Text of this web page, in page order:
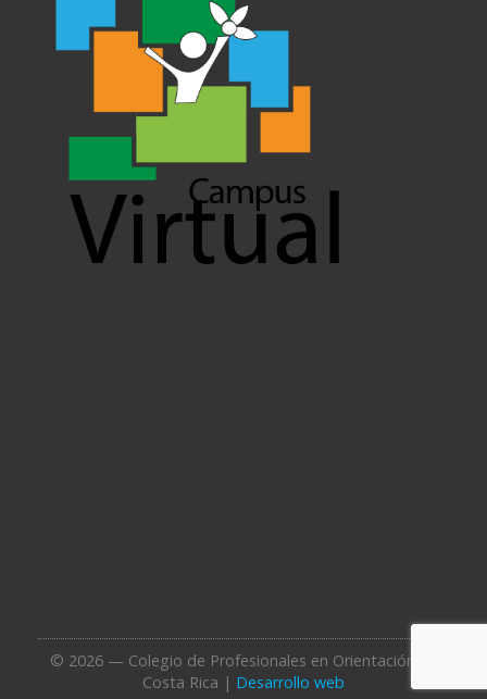
© 2026 — Colegio de Profesionales en Orientación de
Costa Rica | Desarrollo web